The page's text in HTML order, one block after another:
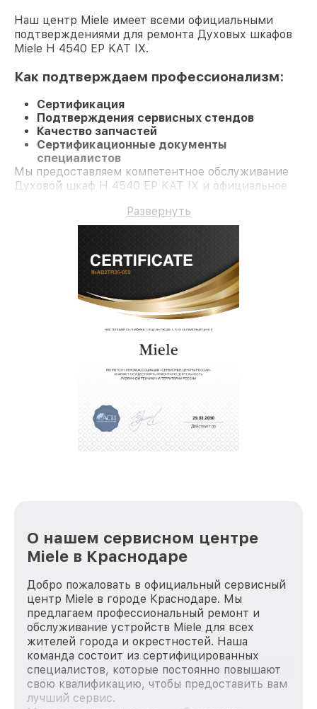
Наш центр Miele имеет всеми официальными
подтверждениями для ремонта Духовых шкафов
Miele H 4540 EP KAT IX.
Как подтверждаем профессионализм:
Сертификация
Подтверждения сервисных стендов
Качество запчастей
Сертификационные документы
специалистов
Мы предоставляем компетентное обслуживание
Духовой шкаф H 4540 EP KAT IX и официальное
Развернуть
О нашем сервисном центре
Miele в Краснодаре
Добро пожаловать в официальный сервисный
центр Miele в городе Краснодаре. Мы
предлагаем профессиональный ремонт и
обслуживание устройств Miele для всех
жителей города и окрестностей. Наша
команда состоит из сертифицированных
специалистов, которые постоянно повышают
свою квалификацию, чтобы предоставить вам
лучший сервис.